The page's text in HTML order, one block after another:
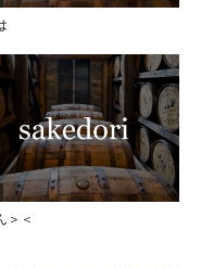
＞＜